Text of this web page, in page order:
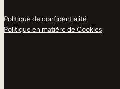
Politique de confidentialité
Politique en matière de Cookies